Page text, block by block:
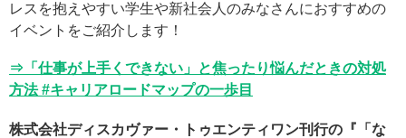
レスを抱えやすい学生や新社会人のみなさんにおすすめの
イベントをご紹介します！
⇒「仕事が上手くできない」と焦ったり悩んだときの対処
方法 #キャリアロードマップの一歩目
株式会社ディスカヴァー・トゥエンティワン刊行の『「な